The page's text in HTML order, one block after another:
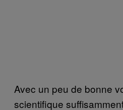
Avec un peu de bonne
scientifique